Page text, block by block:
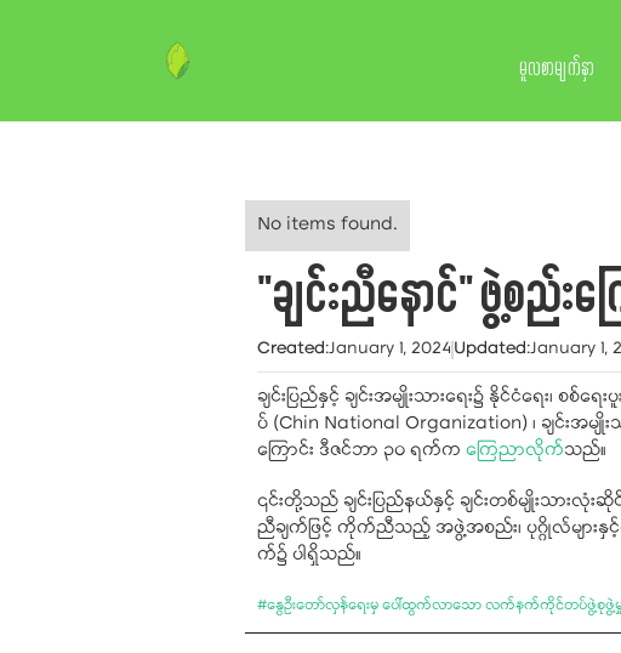
မူလစာမျက်နှာ
No items found.
"ချင်းညီနောင်" ဖွဲ့စည်းက
Created:January 1, 2024Updated:January 1,
ချင်းပြည်နှင့် ချင်းအမျိုးသားရေး၌ နိုင်ငံရေး၊
ပ် (Chin National Organization) ၊ ချင်းအမ
ကြောင်း ဒီဇင်ဘာ ၃၀ ရက်က ကြေညာလိုက်သည်။
၎င်းတို့သည် ချင်းပြည်နယ်နှင့် ချင်းတစ်မျိုးသားလုံ
ညီချက်ဖြင့် ကိုက်ညီသည့် အဖွဲ့အစည်း၊ ပုဂ္ဂိုလ်များနှင့်
က်၌ ပါရှိသည်။
#နွေဦးတော်လှန်ရေးမှ ပေါ်ထွက်လာသော လက်နက်ကိုင်တပ်ဖွဲ့စုဖွဲ့မှုမ